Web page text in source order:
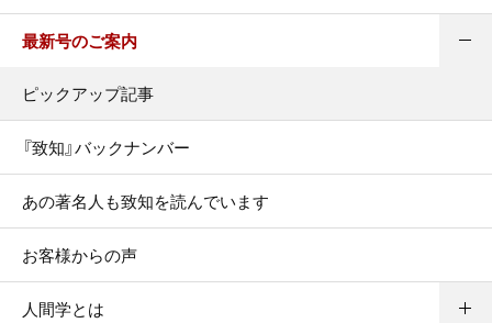
最新号のご案内
ピックアップ記事
『致知』バックナンバー
あの著名人も致知を読んでいます
お客様からの声
人間学とは